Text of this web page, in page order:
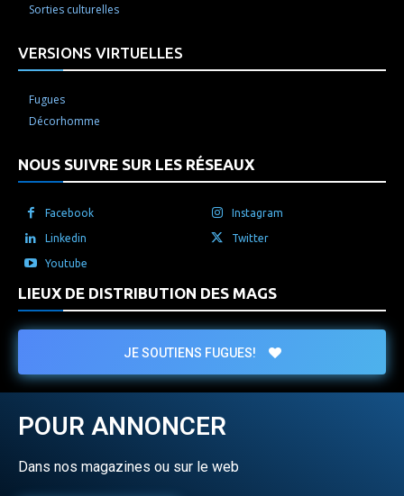
Sorties culturelles
VERSIONS VIRTUELLES
Fugues
Décorhomme
NOUS SUIVRE SUR LES RÉSEAUX
Facebook Instagram
Linkedin Twitter
Youtube
LIEUX DE DISTRIBUTION DES MAGS
JE SOUTIENS FUGUES!
POUR ANNONCER
Dans nos magazines ou sur le web